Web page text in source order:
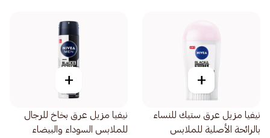
+
نيفيا مزيل عرق ستيك للنساء
بالرائحة الأصلية للملابس
+
نيفيا مزيل عرق بخاخ للرجال
للملابس السوداء والبيضاء